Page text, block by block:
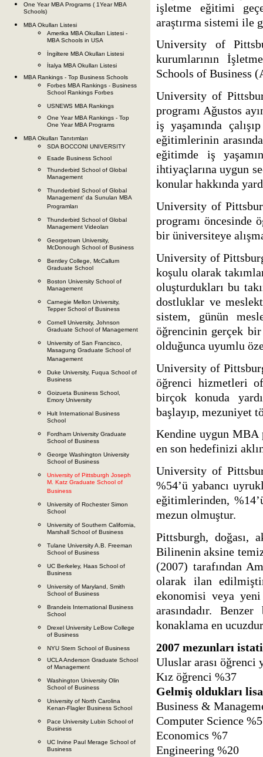
One Year MBA Programs ( 1Year MBA
Schools)
MBA Okulları Listesi
Amerika MBA Okulları Listesi -
MBA Schools in USA
İngiltere MBA Okulları Listesi
İtalya MBA Okulları Listesi
MBA Rankings - Top Business Schools
Forbes MBA Rankings - Business
School Rankings Forbes
USNEWS MBA Rankings
One Year MBA Rankings - Top
One Year MBA Programs
MBA Okulları Tanıtımları
SDA BOCCONI UNIVERSITY
Esade Business School
Thunderbird School of Global
Management
Thunderbird School of Global
Management' da Sunulan MBA
Programları
Thunderbird School of Global
Management Videoları
Georgetown University,
McDonough School of Business
Bentley College, McCallum
Graduate School
Boston University School of
Management
Carnegie Mellon University,
Tepper School of Business
Cornell University, Johnson
Graduate School of Management
University of San Francisco,
Masagung Graduate School of
Management
Duke University, Fuqua School of
Business
Goizueta Business School,
Emory University
Hult International Business
School
Fordham University Graduate
School of Business
George Washington University
School of Business
University of Pittsburgh Joseph
M. Katz Graduate School of
Business
University of Rochester Simon
School
University of Southern California,
Marshall School of Business
Tulane University A.B. Freeman
School of Business
UC Berkeley, Haas School of
Business
University of Maryland, Smith
School of Business
Brandeis International Business
School
Drexel University LeBow College
of Business
NYU Stern School of Business
UCLA Anderson Graduate School
of Management
Washington University Olin
School of Business
University of North Carolina
Kenan-Flagler Business School
Pace University Lubin School of
Business
UC Irvine Paul Merage School of
Business
işletme eğitimi
araştırma sistemi ile
University of
kurumlarının
Schools of Business
University of
programı Ağustos
iş yaşamında
eğitimlerinin
eğitimde iş
ihtiyaçlarına uygun
konular hakkında
University of
programı öncesinde
bir üniversiteye
University of
koşulu olarak
oluşturdukları bu
dostluklar ve
sistem, günün
öğrencinin gerçek
olduğunca uyumlu
University of
öğrenci hizmetleri
birçok konuda
başlayıp, mezuniyet
Kendine uygun MBA
en son hedefinizi
University of
%54’ü yabancı
eğitimlerinden,
mezun olmuştur.
Pittsburgh, doğası,
Bilinenin aksine
(2007) tarafından
olarak ilan
ekonomisi veya
arasındadır.
konaklama en
2007 mezunları
Uluslar arası öğrenci
Kız öğrenci %37
Gelmiş oldukları
Business &
Computer Science %5
Economics %7
Engineering %20